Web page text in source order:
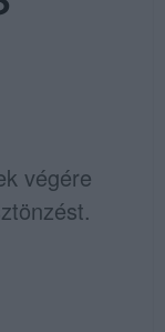
végére